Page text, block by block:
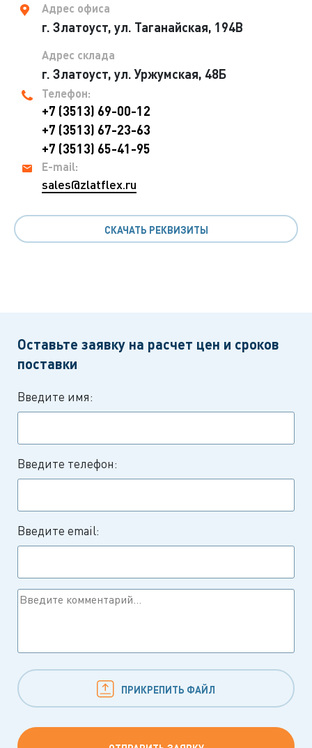
Адрес офиса
г. Златоуст, ул. Таганайская, 194В
Адрес склада
г. Златоуст, ул. Уржумская, 48Б
Телефон:
+7 (3513) 69-00-12
+7 (3513) 67-23-63
+7 (3513) 65-41-95
E-mail:
sales@zlatflex.ru
СКАЧАТЬ РЕКВИЗИТЫ
Оставьте заявку на расчет цен и сроков
поставки
Введите имя:
Введите телефон:
Введите email:
ПРИКРЕПИТЬ ФАЙЛ